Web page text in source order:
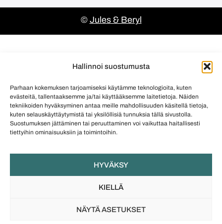
Hallinnoi suostumusta
Parhaan kokemuksen tarjoamiseksi käytämme teknologioita, kuten
evästeitä, tallentaaksemme ja/tai käyttääksemme laitetietoja. Näiden
tekniikoiden hyväksyminen antaa meille mahdollisuuden käsitellä tietoja,
kuten selauskäyttäytymistä tai yksilöllisiä tunnuksia tällä sivustolla.
Suostumuksen jättäminen tai peruuttaminen voi vaikuttaa haitallisesti
tiettyihin ominaisuuksiin ja toimintoihin.
HYVÄKSY
KIELLÄ
NÄYTÄ ASETUKSET
© Jules & Beryl